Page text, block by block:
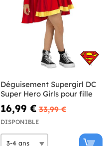
Déguisement Supergirl DC
Super Hero Girls pour fille
16,99 € 33,99 €
DISPONIBLE